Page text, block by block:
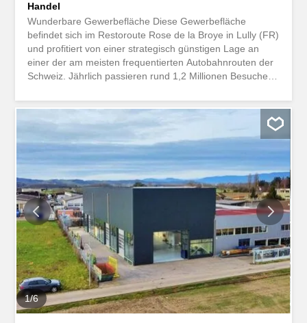
Handel
Wunderbare Gewerbefläche Diese Gewerbefläche
befindet sich im Restoroute Rose de la Broye in Lully (FR)
und profitiert von einer strategisch günstigen Lage an
einer der am meisten frequentierten Autobahnrouten der
Schweiz. Jährlich passieren rund 1,2 Millionen Besucher
und ein einzigartiges Geschäftspotenzial bietet. Die
Adresse ist von beiden Seiten der Autobahn A1 aus leicht
erreichbar und stellt somit eine ideale Wahl für jedes
Unternehmen dar, das seine Bekanntheit steigern und
von einem hohen Kundenaufkommen profitieren möchte.
Der Restoroute beherbergt bereits mehrere bekannte
nationale Marken wie McDonald’s, Migros Partenaire,
Autogrill sowie ein Hotel und schafft so eine dynamische
und attraktive Geschäftsumgebung. Funktionale und
vielseitige Räumlichkeiten Die Gesamtfläche von 156.40
m² ist wie folgt aufgeteilt: Gewerbefläche: 66.30 m² Büro /
Lager: 42.50 m² Büro im Zwischengeschoss: 23.80 m²...
1/6